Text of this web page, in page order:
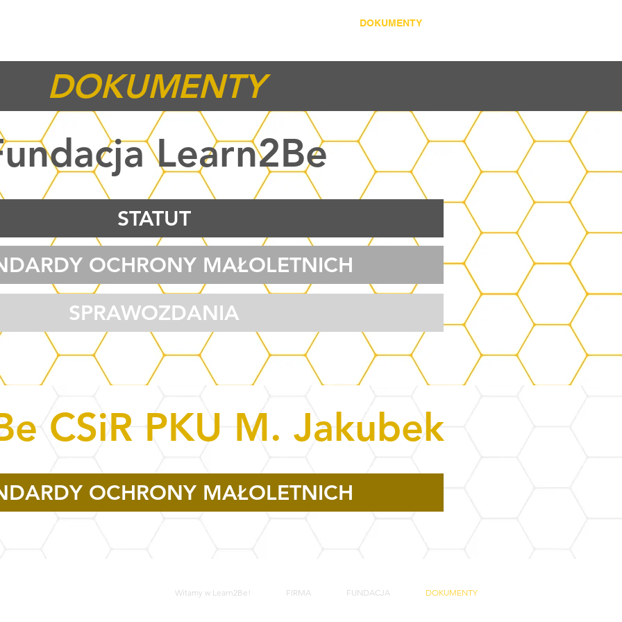
DOKUMENTY
DOKUMENTY
Learn2Be
STATUT
OCHRONY MAŁOLETNICH
SPRAWOZDANIA
CSiR PKU M. Jakubek
OCHRONY MAŁOLETNICH
Witamy w Learn2Be! FIRMA FUNDACJA DOKUMENTY